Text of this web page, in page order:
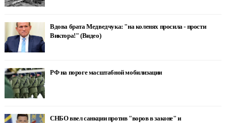
Вдова брата Медведчука: "на коленях просила - прости
Виктора!" (Видео)
РФ на пороге масштабной мобилизации
СНБО ввел санкции против "воров в законе" и